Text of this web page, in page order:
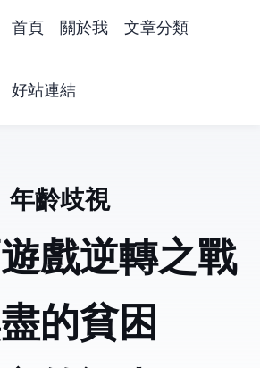
首頁 關於我 文章分類
好站連結
年齡歧視
戲(逆轉之戰)
貧困Silent Poor